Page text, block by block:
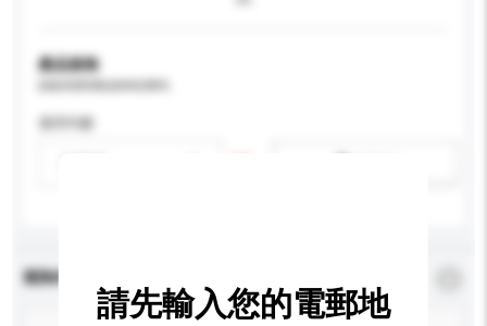
產品規格
適用年齡
查詢內容
請先輸入您的電郵地